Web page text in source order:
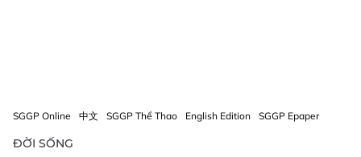
SGGP Online 中文 SGGP Thể Thao English Edition SGGP Epaper
ĐỜI SỐNG